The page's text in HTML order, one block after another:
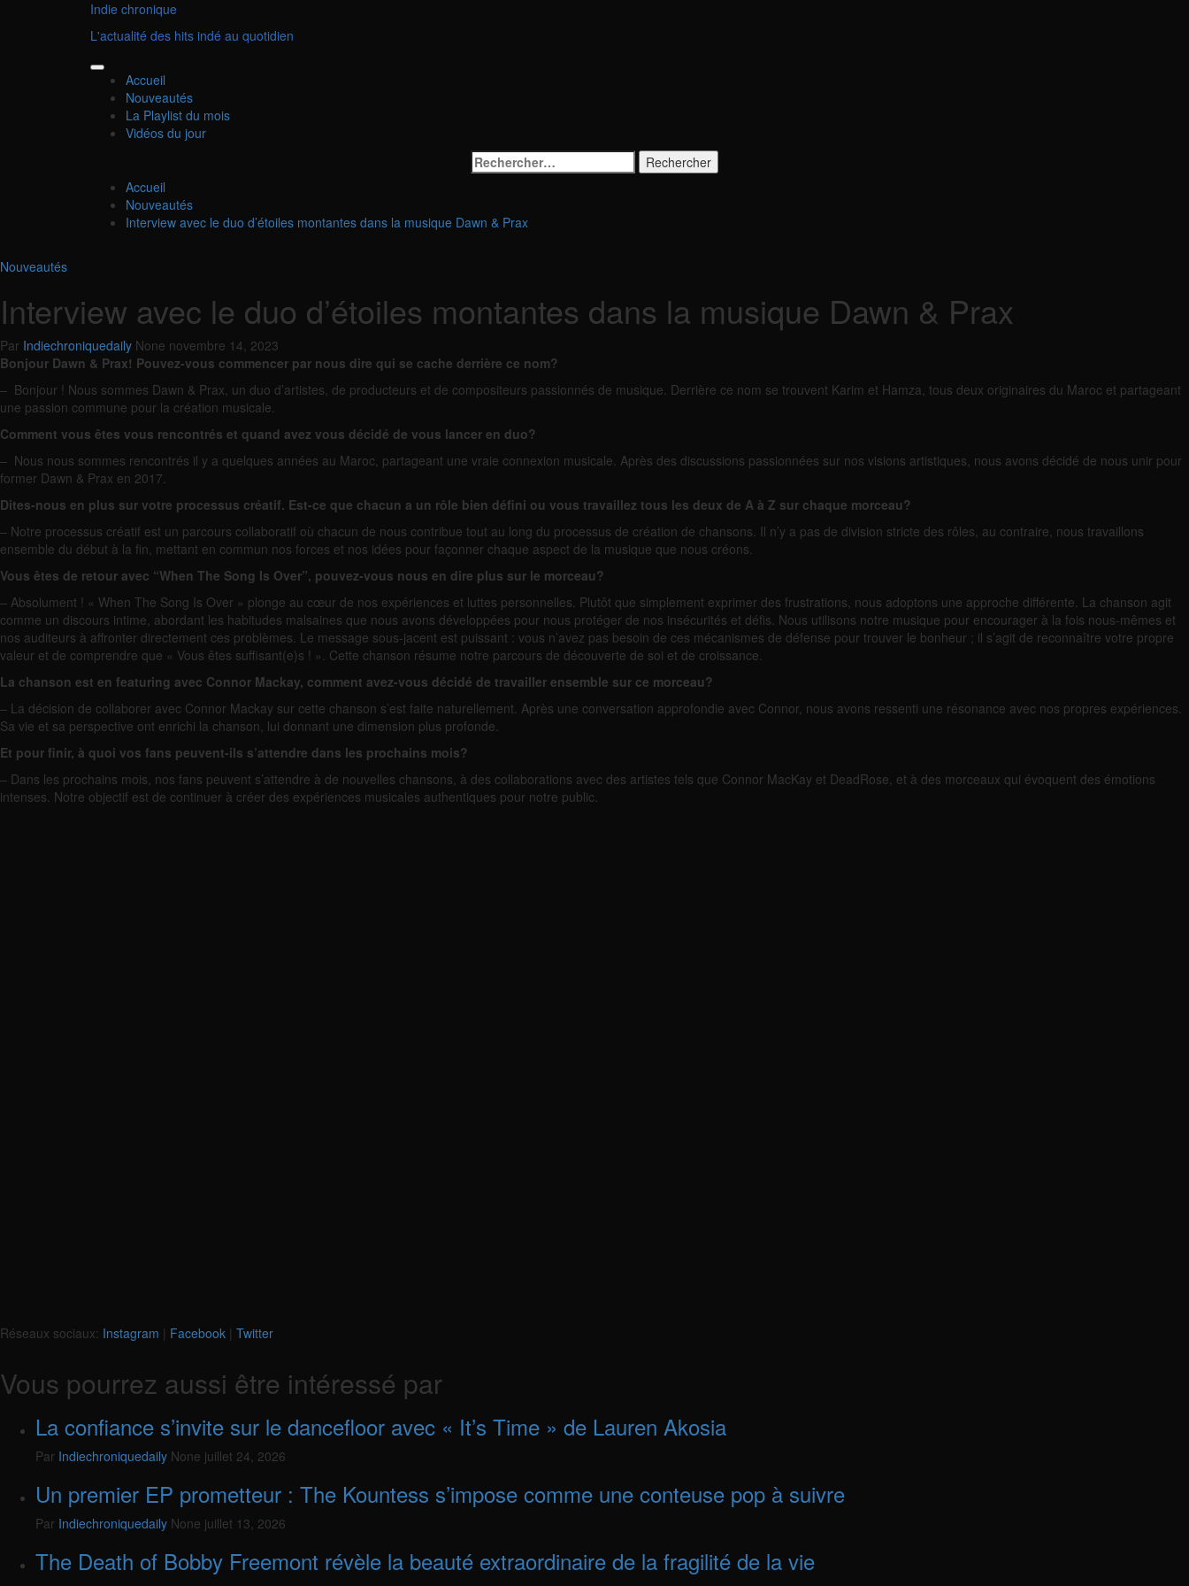
Indie chronique
L'actualité des hits indé au quotidien
Menu
principal
Accueil
Nouveautés
La Playlist du mois
Vidéos du jour
Rechercher :
Accueil
Nouveautés
Interview avec le duo d’étoiles montantes dans la musique Dawn & Prax
Nouveautés
Interview avec le duo d’étoiles montantes dans la musique Dawn & Prax
Par Indiechroniquedaily None novembre 14, 2023
Bonjour Dawn & Prax! Pouvez-vous commencer par nous dire qui se cache derrière ce nom?
– Bonjour ! Nous sommes Dawn & Prax, un duo d’artistes, de producteurs et de compositeurs passionnés de musique. Derrière ce nom se trouvent Karim et Hamza, tous deux originaires du Maroc et partageant
une passion commune pour la création musicale.
Comment vous êtes vous rencontrés et quand avez vous décidé de vous lancer en duo?
– Nous nous sommes rencontrés il y a quelques années au Maroc, partageant une vraie connexion musicale. Après des discussions passionnées sur nos visions artistiques, nous avons décidé de nous unir pour
former Dawn & Prax en 2017.
Dites-nous en plus sur votre processus créatif. Est-ce que chacun a un rôle bien défini ou vous travaillez tous les deux de A à Z sur chaque morceau?
– Notre processus créatif est un parcours collaboratif où chacun de nous contribue tout au long du processus de création de chansons. Il n’y a pas de division stricte des rôles, au contraire, nous travaillons
ensemble du début à la fin, mettant en commun nos forces et nos idées pour façonner chaque aspect de la musique que nous créons.
Vous êtes de retour avec “When The Song Is Over”, pouvez-vous nous en dire plus sur le morceau?
– Absolument ! « When The Song Is Over » plonge au cœur de nos expériences et luttes personnelles. Plutôt que simplement exprimer des frustrations, nous adoptons une approche différente. La chanson agit
comme un discours intime, abordant les habitudes malsaines que nous avons développées pour nous protéger de nos insécurités et défis. Nous utilisons notre musique pour encourager à la fois nous-mêmes et
nos auditeurs à affronter directement ces problèmes. Le message sous-jacent est puissant : vous n’avez pas besoin de ces mécanismes de défense pour trouver le bonheur ; il s’agit de reconnaître votre propre
valeur et de comprendre que « Vous êtes suffisant(e)s ! ». Cette chanson résume notre parcours de découverte de soi et de croissance.
La chanson est en featuring avec Connor Mackay, comment avez-vous décidé de travailler ensemble sur ce morceau?
– La décision de collaborer avec Connor Mackay sur cette chanson s’est faite naturellement. Après une conversation approfondie avec Connor, nous avons ressenti une résonance avec nos propres expériences.
Sa vie et sa perspective ont enrichi la chanson, lui donnant une dimension plus profonde.
Et pour finir, à quoi vos fans peuvent-ils s’attendre dans les prochains mois?
– Dans les prochains mois, nos fans peuvent s’attendre à de nouvelles chansons, à des collaborations avec des artistes tels que Connor MacKay et DeadRose, et à des morceaux qui évoquent des émotions
intenses. Notre objectif est de continuer à créer des expériences musicales authentiques pour notre public.
Réseaux sociaux: Instagram | Facebook | Twitter
Vous pourrez aussi être intéressé par
La confiance s’invite sur le dancefloor avec « It’s Time » de Lauren Akosia
Par Indiechroniquedaily None juillet 24, 2026
Un premier EP prometteur : The Kountess s’impose comme une conteuse pop à suivre
Par Indiechroniquedaily None juillet 13, 2026
The Death of Bobby Freemont révèle la beauté extraordinaire de la fragilité de la vie